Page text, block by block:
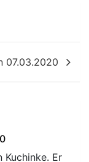
07.03.2020
Kuchinke. Er